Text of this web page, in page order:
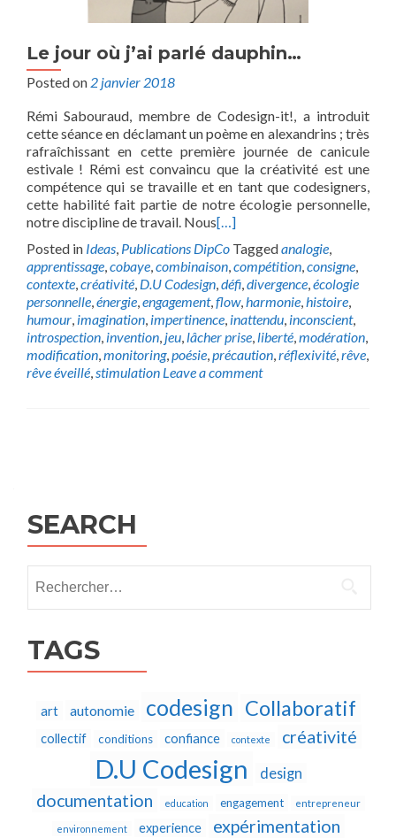
Le jour où j’ai parlé dauphin…
Posted on 2 janvier 2018
Rémi Sabouraud, membre de Codesign-it!, a introduit
cette séance en déclamant un poème en alexandrins ; très
rafraîchissant en cette première journée de canicule
estivale ! Rémi est convaincu que la créativité est une
compétence qui se travaille et en tant que codesigners,
cette habilité fait partie de notre écologie personnelle,
notre discipline de travail. Nous[…]
Posted in Ideas, Publications DipCo Taggedanalogie,
apprentissage,cobaye,combinaison,compétition,consigne,
contexte,créativité, D.U Codesign,défi,divergence,écologie
personnelle,énergie,engagement,flow,harmonie,histoire,
humour, imagination, impertinence, inattendu, inconscient,
introspection, invention, jeu, lâcher prise, liberté,modération,
modification,monitoring,poésie,précaution,réflexivité,rêve,
rêve éveillé,stimulation Leave a comment
SEARCH
TAGS
art autonomie codesign Collaboratif
collectif conditions confiance contexte créativité
D.U Codesign design
documentation education engagement entrepreneur
environnement experience
expérimentation